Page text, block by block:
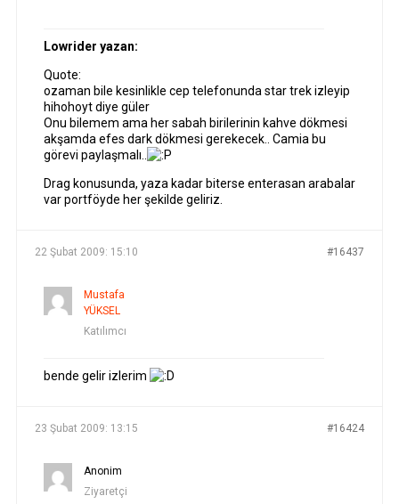
Lowrider yazan:
Quote:
ozaman bile kesinlikle cep telefonunda star trek izleyip
hihohoyt diye güler
Onu bilemem ama her sabah birilerinin kahve dökmesi
akşamda efes dark dökmesi gerekecek.. Camia bu
görevi paylaşmalı..
Drag konusunda, yaza kadar biterse enterasan arabalar
var portföyde her şekilde geliriz.
22 Şubat 2009: 15:10 #16437
Mustafa
YÜKSEL
Katılımcı
bende gelir izlerim
23 Şubat 2009: 13:15 #16424
Anonim
Ziyaretçi